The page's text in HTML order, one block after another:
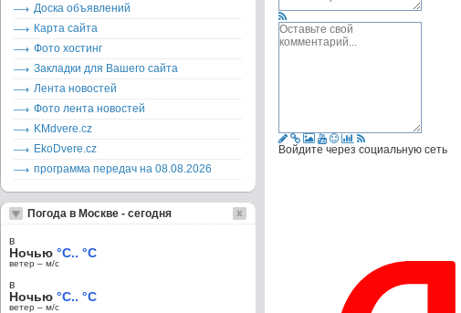
Войдите через социальную сеть
Доска объявлений
Карта сайта
Фото хостинг
Закладки для Вашего сайта
Лента новостей
Фото лента новостей
KMdvere.cz
EkoDvere.cz
программа передач на 08.08.2026
Погода в Москве - сегодня
в
Ночью °C.. °C
ветер – м/c
в
Ночью °C.. °C
ветер – м/c